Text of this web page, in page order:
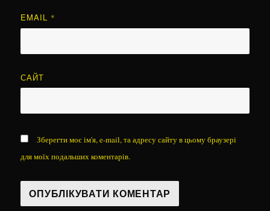
EMAIL *
САЙТ
Зберегти моє ім'я, e-mail, та адресу сайту в цьому браузері
для моїх подальших коментарів.